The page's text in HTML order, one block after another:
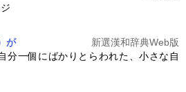
が
新選漢和辞典Web版
一個にばかりとらわれた、小さな自